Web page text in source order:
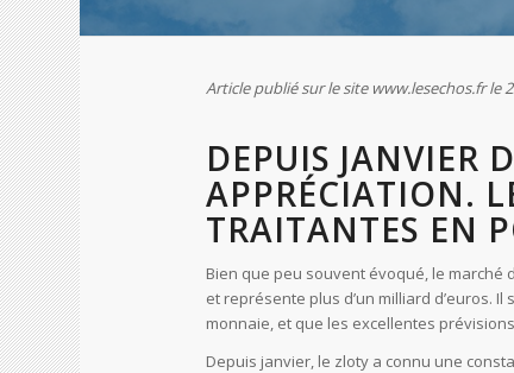
Article publié sur le site www.lesechos.fr le
DEPUIS JANVIER
APPRÉCIATION.
TRAITANTES EN
Bien que peu souvent évoqué, le
et représente plus d’un milliard d’euros.
monnaie, et que les excellentes
Depuis janvier, le zloty a connu une